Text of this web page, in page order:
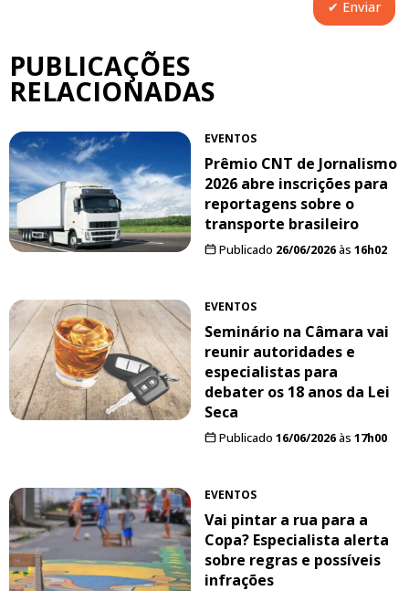
PUBLICAÇÕES
RELACIONADAS
EVENTOS
Prêmio CNT de Jornalismo
2026 abre inscrições para
reportagens sobre o
transporte brasileiro
Publicado 26/06/2026às 16h02
EVENTOS
Seminário na Câmara vai
reunir autoridades e
especialistas para
debater os 18 anos da Lei
Seca
Publicado 16/06/2026às 17h00
EVENTOS
Vai pintar a rua para a
Copa? Especialista alerta
sobre regras e possíveis
infrações